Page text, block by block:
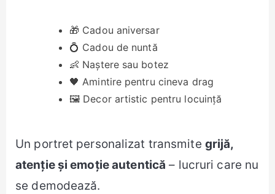
🎁 Cadou aniversar
💍 Cadou de nuntă
👶 Naștere sau botez
🖤 Amintire pentru cineva drag
🖼️ Decor artistic pentru locuință
Un portret personalizat transmite grijă,
atenție și emoție autentică – lucruri care nu
se demodează.